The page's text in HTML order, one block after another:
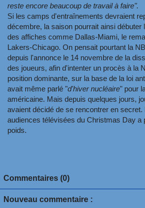
reste encore beaucoup de travail à faire".
Si les camps d'entraînements devraient
décembre, la saison pourrait ainsi débuter
des affiches comme Dallas-Miami, le
Lakers-Chicago. On pensait pourtant la
depuis l'annonce le 14 novembre de la
des joueurs, afin d'intenter un procès à la
position dominante, sur la base de la loi
avait même parlé "d'hiver nucléaire" pour
américaine. Mais depuis quelques jours,
avaient décidé de se rencontrer en
audiences télévisées du Christmas Day a
poids.
Commentaires (0)
Nouveau commentaire :